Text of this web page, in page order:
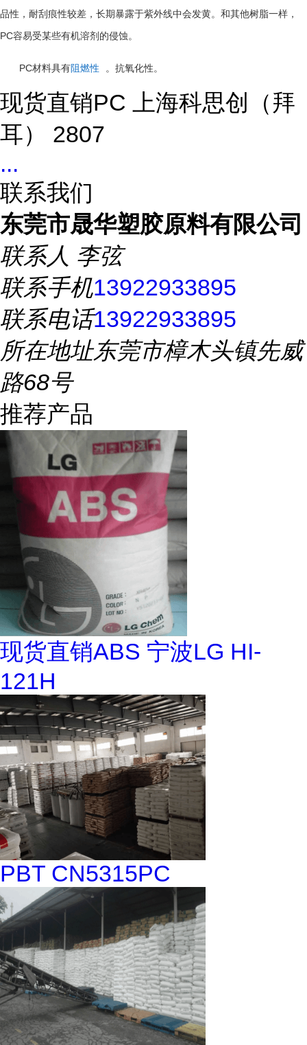
品性，耐刮痕性较差，长期暴露于紫外线中会发黄。和其他树脂一样，
PC容易受某些有机溶剂的侵蚀。
PC材料具有阻燃性 。抗氧化性。
现货直销PC 上海科思创（拜
耳） 2807
...
联系我们
东莞市晟华塑胶原料有限公司
联系人 李弦
联系手机13922933895
联系电话13922933895
所在地址东莞市樟木头镇先威
路68号
推荐产品
现货直销ABS 宁波LG HI-
121H
PBT CN5315PC